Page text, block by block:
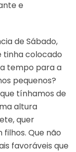
e
de Sábado,
tinha colocado
tempo para a
pequenos?
tínhamos de
altura
quer
Que não
favoráveis que